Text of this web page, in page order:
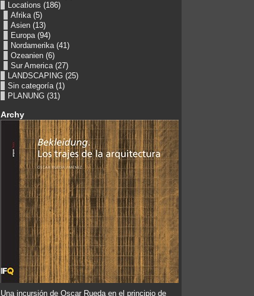
Locations (186)
Afrika(5)
Asien (13)
Europa(94)
Nordamerika(41)
Ozeanien (6)
Sur America(27)
LANDSCAPING (25)
Sin categoría(1)
PLANUNG (31)
Archy
Una incursión de Oscar Rueda en el principio de